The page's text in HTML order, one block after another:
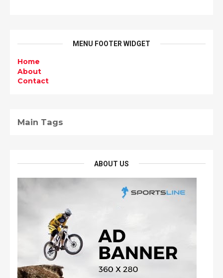
MENU FOOTER WIDGET
Home
About
Contact
Main Tags
ABOUT US